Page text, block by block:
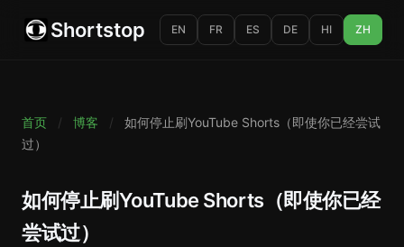
Shortstop EN FR ES DE HI ZH
首页 / 博客 /
如何停止刷YouTube Shorts（即使你已经尝试
过）
如何停止刷YouTube Shorts（即使你已经
尝试过）